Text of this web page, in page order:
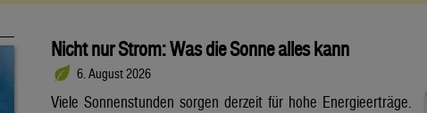
Nicht nur Strom: Was die Sonne alles kann
6. August 2026
Viele Sonnenstunden sorgen derzeit für hohe Energieerträge.